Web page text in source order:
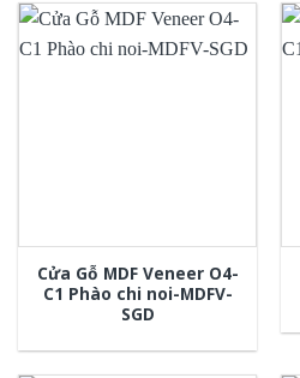
Cửa Gỗ MDF Veneer O4-
C1 Phào chi noi-MDFV-
SGD